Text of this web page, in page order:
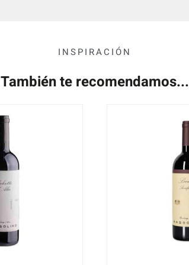
INSPIRACIÓN
También te recomendamos...